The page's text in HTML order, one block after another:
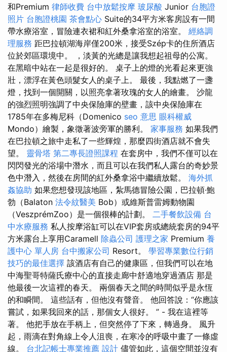
和Premium 律師收費 台中放鬆按摩 玻尿酸 Junior 台胞證
照片 台胞證桃園 茶會點心 Suite的34平方米客房設有一間
帶水療浴室，冒險連衣裙和紅外桑拿浴室的浴室。 經絡調
理服務 距巴拉頓湖海岸僅200米，接受Szép卡的住所酒店
位於郊區環境中。 ，淡黃的光總是讓我想起祖母的公寓。
在黑暗中站在一起是很好的。 桌子上的燈的光看起來更強
壯，漂浮在黃色頭髮女人的桌子上。 最後，我點燃了一盞
燈，找到一個開關，以照亮拿著玫瑰的女人的繪畫。 沙龍
的強烈照明強調了中央保險庫的壁畫，該中央保險庫在
1785年在多梅尼科（Domenico seo 意思 眼科權威
Mondo）繪製，象徵著波旁軍的勝利。 家事服務 如果我們
在巴拉頓之旅中走私了一些輝煌，那麼四街酒店就不會失
望。 靈骨塔 第二專長證照課程 在套房中，我們不僅可以在
閃閃發光的浴場中潛水，而且可以在我們私人露台的奇妙景
色中潛入，然後在房間的紅外桑拿浴中繼續放鬆。 海外抓
姦協助 如果您想發現該地區，紮馬德冒險公園，巴拉頓·鮑
勃（Balaton 法令紋醫美 Bob）或維斯普雷姆動物園
（VeszprémZoo）是一個很棒的計劃。 二手餐飲設備 台
中水療服務 私人按摩浴缸可以在VIP套房或總統套房的94平
方米露台上享用Caramell 除蟲公司 護理之家 Premium 養
護中心 單人房 台中搬家公司 Resort。 學習專業數位行銷
技巧的最佳選擇 該酒店有自己的健康區，但我們可以在地
中海聖哥特薩氏療中心的直接走廊中舒適地穿過酒店 那是
他最後一次這裡的春天。 兩個春天之間的時間似乎是永恆
的和瞬間。 這些話有，但他沒有聲音。 他回答說：“你應該
嘗試，如果我回來的話，那個女人很好。 ” - 我在這裡等
著。 他把手放在手柄上，但突然停了下來，轉過身。 風升
起，雨滴在對角線上令人沮喪，在寒冷的呼吸中畫了一條虛
線。 台北記帳士專業推薦 設計 儘管如此，這個空間並沒有